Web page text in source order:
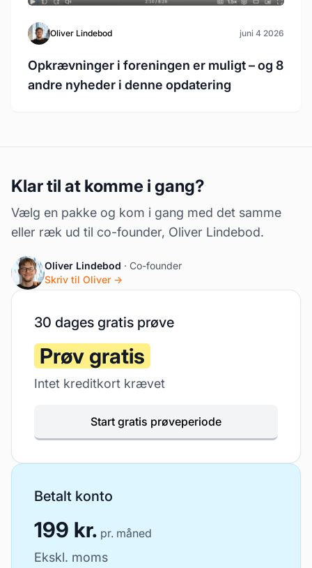
Oliver Lindebod juni 4 2026
Opkrævninger i foreningen er muligt – og 8
andre nyheder i denne opdatering
Klar til at komme i gang?
Vælg en pakke og kom i gang med det samme
eller ræk ud til co-founder, Oliver Lindebod.
Oliver Lindebod · Co-founder
Skriv til Oliver →
30 dages gratis prøve
Prøv gratis
Intet kreditkort krævet
Start gratis prøveperiode
Betalt konto
199 kr. pr. måned
Ekskl. moms